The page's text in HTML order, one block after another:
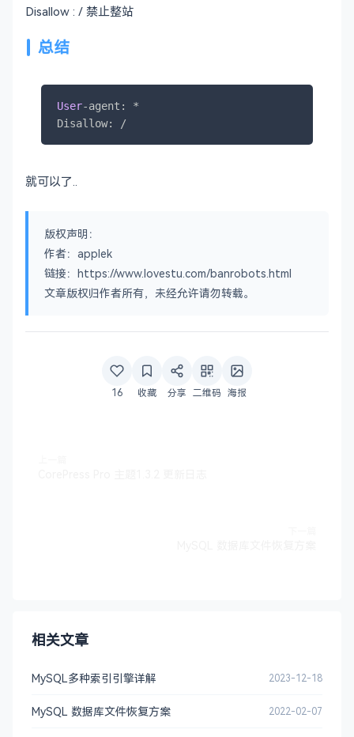
Disallow : / 禁止整站
总结
User-agent: *
Disallow:
/
就可以了..
版权声明：
作者：applek
链接：https://www.lovestu.com/banrobots.html
文章版权归作者所有，未经允许请勿转载。
16 收藏 分享 二维码 海报
相关文章
MySQL多种索引引擎详解 2023-12-18
MySQL 数据库文件恢复方案 2022-02-07